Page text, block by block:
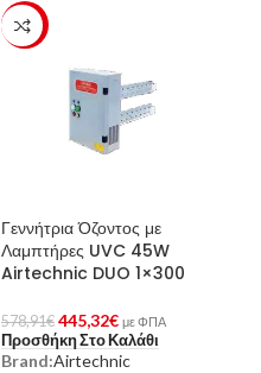
-23%
Γεννήτρια Όζοντος με
Λαμπτήρες UVC 45W
Airtechnic DUO 1×300
578,91€ 445,32€ με ΦΠΑ
Προσθήκη Στο Καλάθι
Brand:Airtechnic